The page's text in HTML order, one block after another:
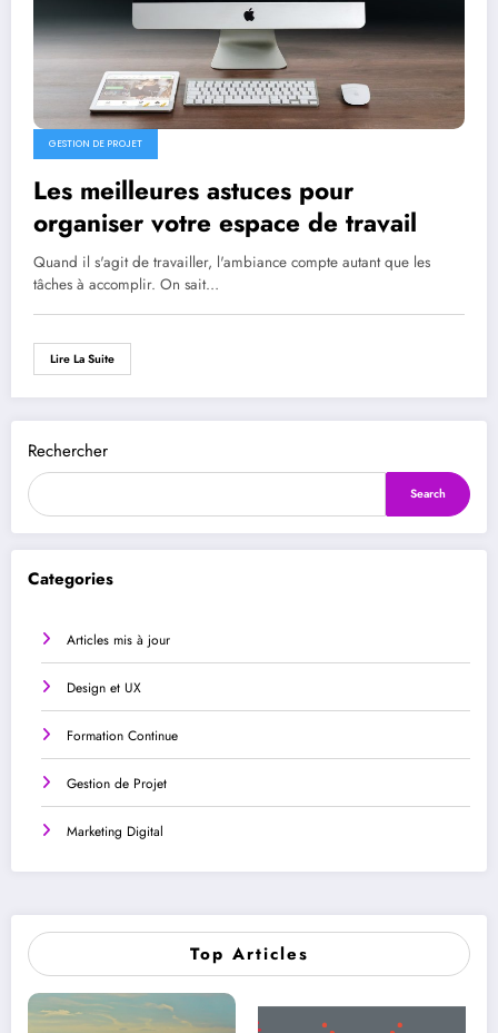
Rechercher
Search
Categories
Articles mis à jour
Design et UX
Formation Continue
Gestion de Projet
Marketing Digital
GESTION DE PROJET
Les meilleures astuces pour
organiser votre espace de travail
Quand il s'agit de travailler, l'ambiance compte autant que les
tâches à accomplir. On sait…
Lire La Suite
Top Articles